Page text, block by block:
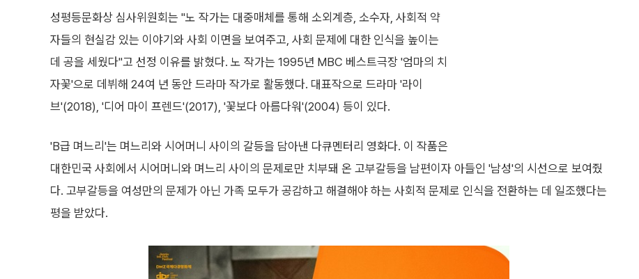
성평등문화상 심사위원회는 "노 작가는 대중매체를 통해 소외계층, 소수자, 사회적 약
자들의 현실감 있는 이야기와 사회 이면을 보여주고, 사회 문제에 대한 인식을 높이는
데 공을 세웠다"고 선정 이유를 밝혔다. 노 작가는 1995년 MBC 베스트극장 '엄마의 치
자꽃'으로 데뷔해 24여 년 동안 드라마 작가로 활동했다. 대표작으로 드라마 '라이
브'(2018), '디어 마이 프렌드'(2017), '꽃보다 아름다워'(2004) 등이 있다.
'B급 며느리'는 며느리와 시어머니 사이의 갈등을 담아낸 다큐멘터리 영화다. 이 작품은
대한민국 사회에서 시어머니와 며느리 사이의 문제로만 치부돼 온 고부갈등을 남편이자 아들인 '남성'의 시선으로 보여줬
다. 고부갈등을 여성만의 문제가 아닌 가족 모두가 공감하고 해결해야 하는 사회적 문제로 인식을 전환하는 데 일조했다는
평을 받았다.